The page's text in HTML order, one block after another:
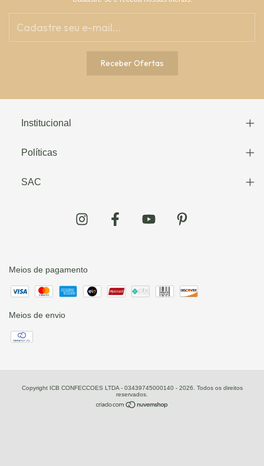
Institucional
Políticas
SAC
Meios de pagamento
Meios de envio
Copyright ICB CONFECCOES LTDA - 03439745000140 - 2026. Todos os direitos
reservados.